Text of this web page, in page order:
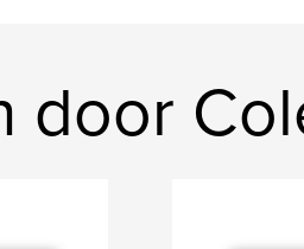
door